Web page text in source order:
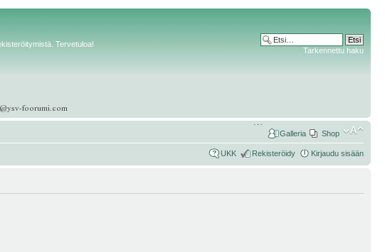
Tervetuloa!
Tarkennettu haku
Shop
Galleria
UKK Rekisteröidy Kirjaudu sisään